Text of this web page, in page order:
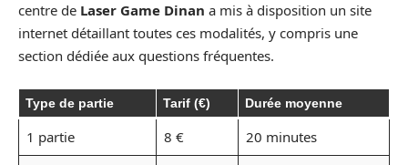
centre de Laser Game Dinan a mis à disposition un site
internet détaillant toutes ces modalités, y compris une
section dédiée aux questions fréquentes.
Type de partie Tarif (€) Durée moyenne
1 partie 8 €
20 minutes